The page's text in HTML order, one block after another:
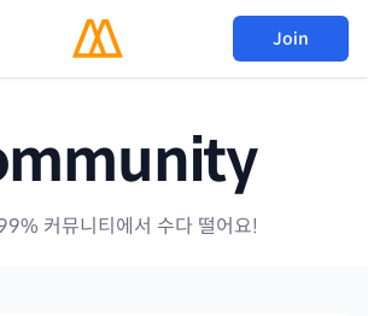
Join
커뮤니티에서 수다 떨어요!